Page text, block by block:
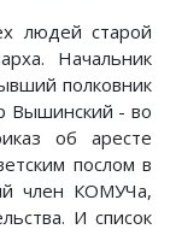
людей старой
Начальник
полковник
Вышинский - во
об аресте
послом в
член КОМУЧа,
И список